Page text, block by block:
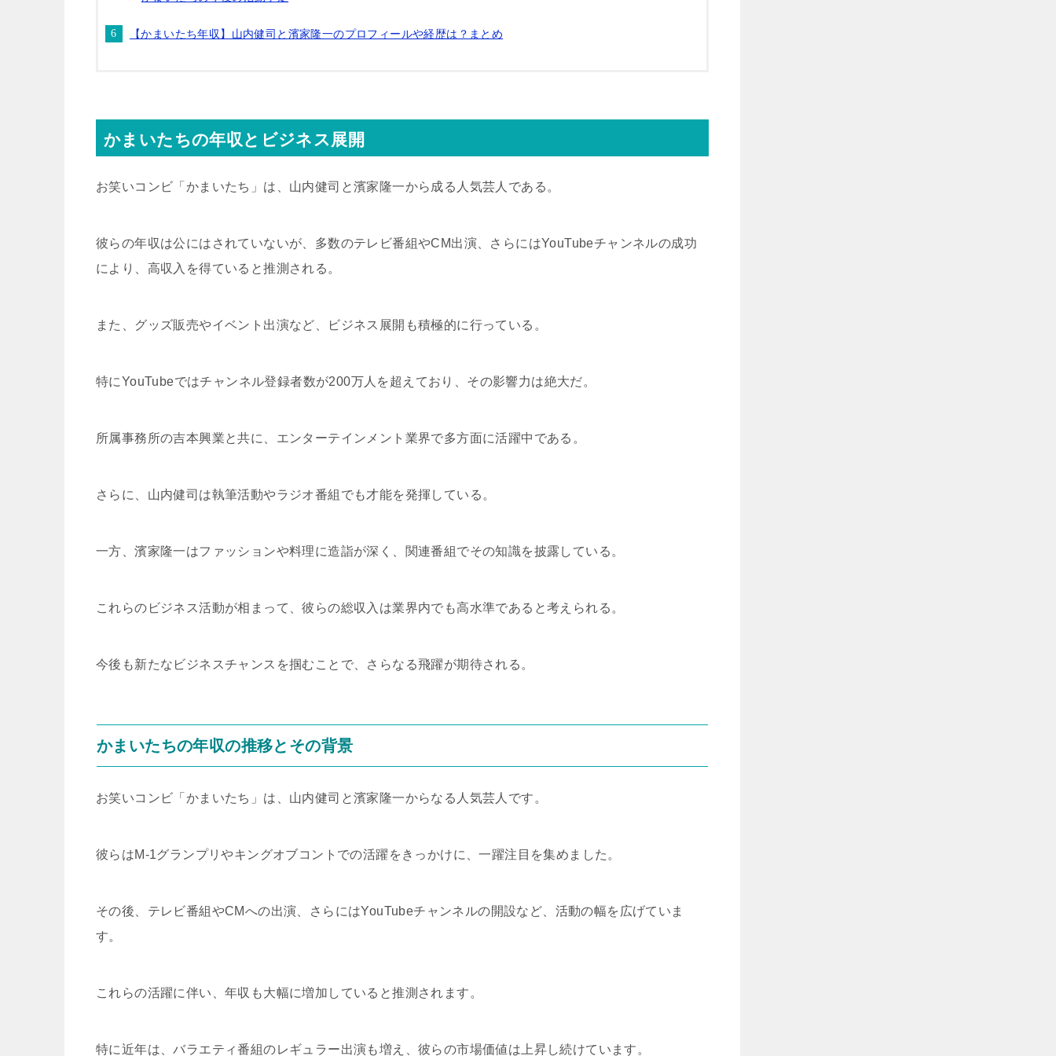
【かまいたち年収】山内健司と濱家隆一のプロフィールや経歴は？まとめ
かまいたちの年収とビジネス展開
お笑いコンビ「かまいたち」は、山内健司と濱家隆一から成る人気芸人である。
彼らの年収は公にはされていないが、多数のテレビ番組やCM出演、さらにはYouTubeチャンネルの成功
により、高収入を得ていると推測される。
また、グッズ販売やイベント出演など、ビジネス展開も積極的に行っている。
特にYouTubeではチャンネル登録者数が200万人を超えており、その影響力は絶大だ。
所属事務所の吉本興業と共に、エンターテインメント業界で多方面に活躍中である。
さらに、山内健司は執筆活動やラジオ番組でも才能を発揮している。
一方、濱家隆一はファッションや料理に造詣が深く、関連番組でその知識を披露している。
これらのビジネス活動が相まって、彼らの総収入は業界内でも高水準であると考えられる。
今後も新たなビジネスチャンスを掴むことで、さらなる飛躍が期待される。
かまいたちの年収の推移とその背景
お笑いコンビ「かまいたち」は、山内健司と濱家隆一からなる人気芸人です。
彼らはM-1グランプリやキングオブコントでの活躍をきっかけに、一躍注目を集めました。
その後、テレビ番組やCMへの出演、さらにはYouTubeチャンネルの開設など、活動の幅を広げていま
す。
これらの活躍に伴い、年収も大幅に増加していると推測されます。
特に近年は、バラエティ番組のレギュラー出演も増え、彼らの市場価値は上昇し続けています。